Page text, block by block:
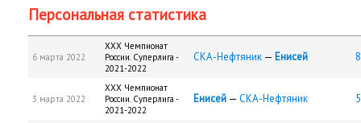
Персональная статистика
6 марта 2022
XXX Чемпионат
России. Суперлига -
2021-2022
СКА-Нефтяник — Енисей
3 марта 2022
XXX Чемпионат
России. Суперлига -
2021-2022
Енисей — СКА-Нефтяник